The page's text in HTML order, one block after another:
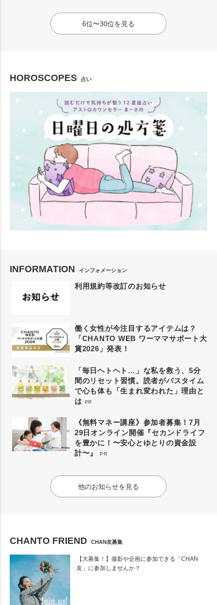
6位〜30位を見る
HOROSCOPES 占い
INFORMATION インフォメーション
利用規約等改訂のお知らせ
働く女性が今注目するアイテムは？
「CHANTO WEB ワーママサポート大
賞2026」発表！
「毎日ヘトヘト…」な私を救う、5分
間のリセット習慣。読者がバスタイム
で心も体も「生まれ変われた」理由と
は PR
《無料マネー講座》参加者募集！7月
29日オンライン開催『セカンドライフ
を豊かに！〜安心とゆとりの資金設
計〜』
PR
他のお知らせを見る
CHANTO FRIEND CHAN友募集
【大募集！】撮影や企画に参加できる「CHAN
友」に参加しませんか？